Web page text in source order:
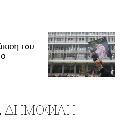
του
ΔΗΜΟΦΙΛΗ